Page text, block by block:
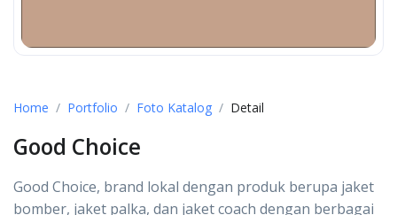
Home Portfolio Foto Katalog Detail
Good Choice
Good Choice, brand lokal dengan produk berupa jaket
bomber, jaket palka, dan jaket coach dengan berbagai